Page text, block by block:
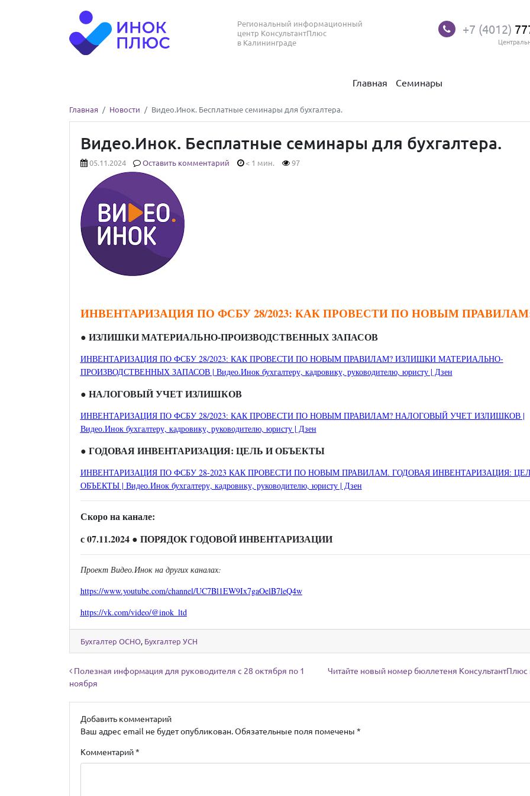
Региональный информационный
центр КонсультантПлюс
в Калининграде
+7 (4012)
Главная Семинары
Главная Новости Видео.Инок. Бесплатные семинары для бухгалтера.
Видео.Инок. Бесплатные семинары для бухгалтера.
05.11.2024 Оставить комментарий < 1 мин. 97
ИНВЕНТАРИЗАЦИЯ ПО ФСБУ 28/2023: КАК ПРОВЕСТИ ПО НОВЫМ
● ИЗЛИШКИ МАТЕРИАЛЬНО-ПРОИЗВОДСТВЕННЫХ ЗАПАСОВ
ИНВЕНТАРИЗАЦИЯ ПО ФСБУ 28/2023: КАК ПРОВЕСТИ ПО НОВЫМ ПРАВИЛАМ? ИЗЛИШКИ МАТЕРИАЛЬНО-
ПРОИЗВОДСТВЕННЫХ ЗАПАСОВ | Видео.Инок бухгалтеру, кадровику, руководителю, юристу | Дзен
● НАЛОГОВЫЙ УЧЕТ ИЗЛИШКОВ
ИНВЕНТАРИЗАЦИЯ ПО ФСБУ 28/2023: КАК ПРОВЕСТИ ПО НОВЫМ ПРАВИЛАМ? НАЛОГОВЫЙ УЧЕТ ИЗЛИШКОВ |
Видео.Инок бухгалтеру, кадровику, руководителю, юристу | Дзен
● ГОДОВАЯ ИНВЕНТАРИЗАЦИЯ: ЦЕЛЬ И ОБЪЕКТЫ
ИНВЕНТАРИЗАЦИЯ ПО ФСБУ 28-2023 КАК ПРОВЕСТИ ПО НОВЫМ ПРАВИЛАМ. ГОДОВАЯ ИНВЕНТАРИЗАЦИЯ:
ОБЪЕКТЫ | Видео.Инок бухгалтеру, кадровику, руководителю, юристу | Дзен
Скоро на канале:
с 07.11.2024 ● ПОРЯДОК ГОДОВОЙ ИНВЕНТАРИЗАЦИИ
Проект Видео.Инок на других каналах:
https://www.youtube.com/channel/UC7Bl1EW9Ix7gaOelB7leQ4w
https://vk.com/video/@inok_ltd
Бухгалтер ОСНО, Бухгалтер УСН
Навигация по записям
Полезная информация для руководителя с 28 октября по 1
ноября
Читайте новый номер бюллетеня КонсультантПлюс
Добавить комментарий
Ваш адрес email не будет опубликован. Обязательные поля помечены *
Комментарий*